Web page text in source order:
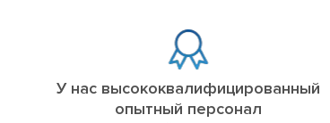
У нас высококвалифицированный
опытный персонал